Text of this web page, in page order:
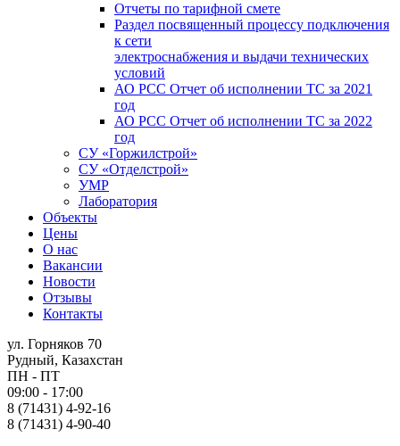
Отчеты по тарифной смете
Раздел посвященный процессу подключения
к сети
электроснабжения и выдачи технических
условий
АО РСС Отчет об исполнении ТС за 2021
год
АО РСС Отчет об исполнении ТС за 2022
год
СУ «Горжилстрой»
СУ «Отделстрой»
УМР
Лаборатория
Объекты
Цены
О нас
Вакансии
Новости
Отзывы
Контакты
ул. Горняков 70
Рудный, Казахстан
ПН - ПТ
09:00 - 17:00
8 (71431) 4-92-16
8 (71431) 4-90-40